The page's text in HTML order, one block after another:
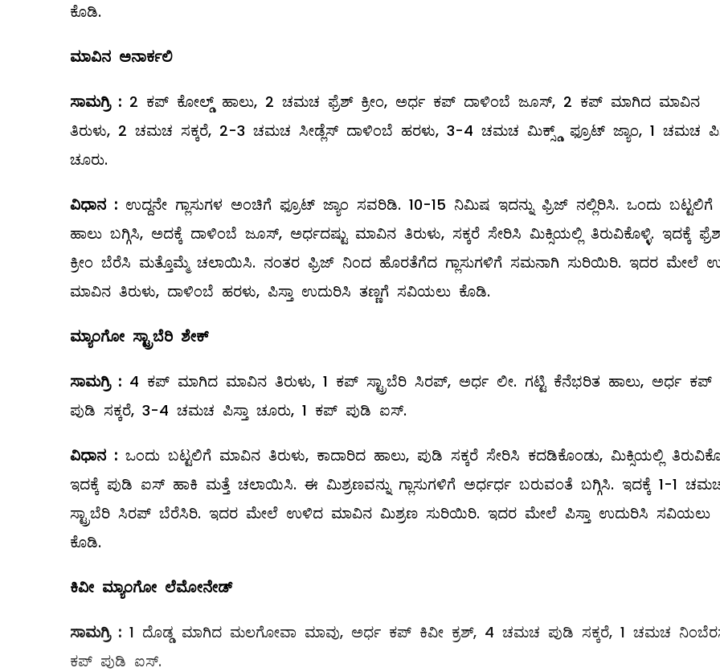
ಕೊಡಿ.
ಮಾವಿನ ಅನಾರ್ಕಲಿ
ಸಾಮಗ್ರಿ: 2 ಕಪ್‌ ಕೋಲ್ಡ್ ಹಾಲು, 2 ಚಮಚ ಫ್ರೆಶ್‌ ಕ್ರೀಂ, ಅರ್ಧ ಕಪ್‌ ದಾಳಿಂಬೆ ಜೂಸ್‌, 2 ಕಪ್‌ ಮಾಗಿದ ಮಾವಿನ
ತಿರುಳು, 2 ಚಮಚ ಸಕ್ಕರೆ, 2-3 ಚಮಚ ಸೀಡ್ಲೆಸ್‌ ದಾಳಿಂಬೆ ಹರಳು, 3-4 ಚಮಚ ಮಿಕ್ಸ್ಡ್ ಫ್ರೂಟ್‌ ಜ್ಯಾಂ, 1 ಚಮಚ
ಚೂರು.
ವಿಧಾನ : ಉದ್ದನೇ ಗ್ಲಾಸುಗಳ ಅಂಚಿಗೆ ಫ್ರೂಟ್‌ ಜ್ಯಾಂ ಸವರಿಡಿ. 10-15 ನಿಮಿಷ ಇದನ್ನು ಫ್ರಿಜ್‌ ನಲ್ಲಿರಿಸಿ. ಒಂದು ಬಟ್ಟಲಿಗೆ
ಹಾಲು ಬಗ್ಗಿಸಿ, ಅದಕ್ಕೆ ದಾಳಿಂಬೆ ಜೂಸ್‌, ಅರ್ಧದಷ್ಟು ಮಾವಿನ ತಿರುಳು, ಸಕ್ಕರೆ ಸೇರಿಸಿ ಮಿಕ್ಸಿಯಲ್ಲಿ ತಿರುವಿಕೊಳ್ಳಿ. ಇದಕ್ಕೆ
ಕ್ರೀಂ ಬೆರೆಸಿ ಮತ್ತೊಮ್ಮೆ ಚಲಾಯಿಸಿ. ನಂತರ ಫ್ರಿಜ್‌ ನಿಂದ ಹೊರತೆಗೆದ ಗ್ಲಾಸುಗಳಿಗೆ ಸಮನಾಗಿ ಸುರಿಯಿರಿ. ಇದರ ಮೇಲೆ
ಮಾವಿನ ತಿರುಳು, ದಾಳಿಂಬೆ ಹರಳು, ಪಿಸ್ತಾ ಉದುರಿಸಿ ತಣ್ಣಗೆ ಸವಿಯಲು ಕೊಡಿ.
ಮ್ಯಾಂಗೋ ಸ್ಟ್ರಾಬೆರಿ ಶೇಕ್
ಸಾಮಗ್ರಿ: 4 ಕಪ್‌ ಮಾಗಿದ ಮಾವಿನ ತಿರುಳು, 1 ಕಪ್‌ ಸ್ಟ್ರಾಬೆರಿ ಸಿರಪ್‌, ಅರ್ಧ ಲೀ. ಗಟ್ಟಿ ಕೆನೆಭರಿತ ಹಾಲು, ಅರ್ಧ ಕಪ್‌
ಪುಡಿ ಸಕ್ಕರೆ, 3-4 ಚಮಚ ಪಿಸ್ತಾ ಚೂರು, 1 ಕಪ್‌ ಪುಡಿ ಐಸ್‌.
ವಿಧಾನ : ಒಂದು ಬಟ್ಟಲಿಗೆ ಮಾವಿನ ತಿರುಳು, ಕಾದಾರಿದ ಹಾಲು, ಪುಡಿ ಸಕ್ಕರೆ ಸೇರಿಸಿ ಕದಡಿಕೊಂಡು, ಮಿಕ್ಸಿಯಲ್ಲಿ
ಇದಕ್ಕೆ ಪುಡಿ ಐಸ್‌ ಹಾಕಿ ಮತ್ತೆ ಚಲಾಯಿಸಿ. ಈ ಮಿಶ್ರಣವನ್ನು ಗ್ಲಾಸುಗಳಿಗೆ ಅರ್ಧರ್ಧ ಬರುವಂತೆ ಬಗ್ಗಿಸಿ. ಇದಕ್ಕೆ 1-1
ಸ್ಟ್ರಾಬೆರಿ ಸಿರಪ್‌ ಬೆರೆಸಿರಿ. ಇದರ ಮೇಲೆ ಉಳಿದ ಮಾವಿನ ಮಿಶ್ರಣ ಸುರಿಯಿರಿ. ಇದರ ಮೇಲೆ ಪಿಸ್ತಾ ಉದುರಿಸಿ ಸವಿಯಲು
ಕೊಡಿ.
ಕಿವೀ ಮ್ಯಾಂಗೋ ಲೆಮೋನೇಡ್
ಸಾಮಗ್ರಿ: 1 ದೊಡ್ಡ ಮಾಗಿದ ಮಲಗೋವಾ ಮಾವು, ಅರ್ಧ ಕಪ್‌ ಕಿವೀ ಕ್ರಶ್‌, 4 ಚಮಚ ಪುಡಿ ಸಕ್ಕರೆ, 1 ಚಮಚ
ಕಪ್‌ ಪುಡಿ ಐಸ್‌.